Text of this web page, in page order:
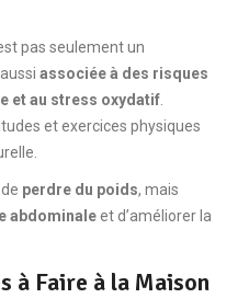
pas seulement un
associée à des risques
et au stress oxydatif.
et exercices physiques
perdre du poids, mais
abdominaleet d’améliorer la
à Faire à la Maison